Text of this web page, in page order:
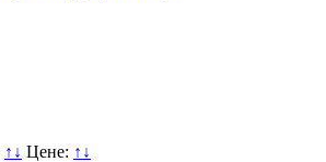
↑ ↓ Цене: ↑ ↓